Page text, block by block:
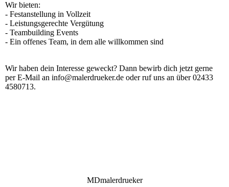
Wir bieten:
- Festanstellung in Vollzeit
- Leistungsgerechte Vergütung
- Teambuilding Events
- Ein offenes Team, in dem alle willkommen sind
Wir haben dein Interesse geweckt? Dann bewirb dich jetzt gerne
per E-Mail an info@malerdrueker.de oder ruf uns an über 02433
4580713.
MDmalerdrueker